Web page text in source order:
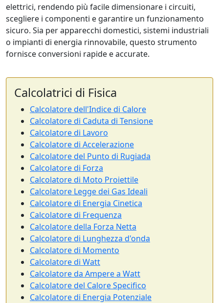
elettrici, rendendo più facile dimensionare i circuiti,
scegliere i componenti e garantire un funzionamento
sicuro. Sia per apparecchi domestici, sistemi industriali
o impianti di energia rinnovabile, questo strumento
fornisce conversioni rapide e accurate.
Calcolatrici di Fisica
Calcolatore dell'Indice di Calore
Calcolatore di Caduta di Tensione
Calcolatore di Lavoro
Calcolatore di Accelerazione
Calcolatore del Punto di Rugiada
Calcolatore di Forza
Calcolatore di Moto Proiettile
Calcolatore Legge dei Gas Ideali
Calcolatore di Energia Cinetica
Calcolatore di Frequenza
Calcolatore della Forza Netta
Calcolatore di Lunghezza d'onda
Calcolatore di Momento
Calcolatore di Watt
Calcolatore da Ampere a Watt
Calcolatore del Calore Specifico
Calcolatore di Energia Potenziale